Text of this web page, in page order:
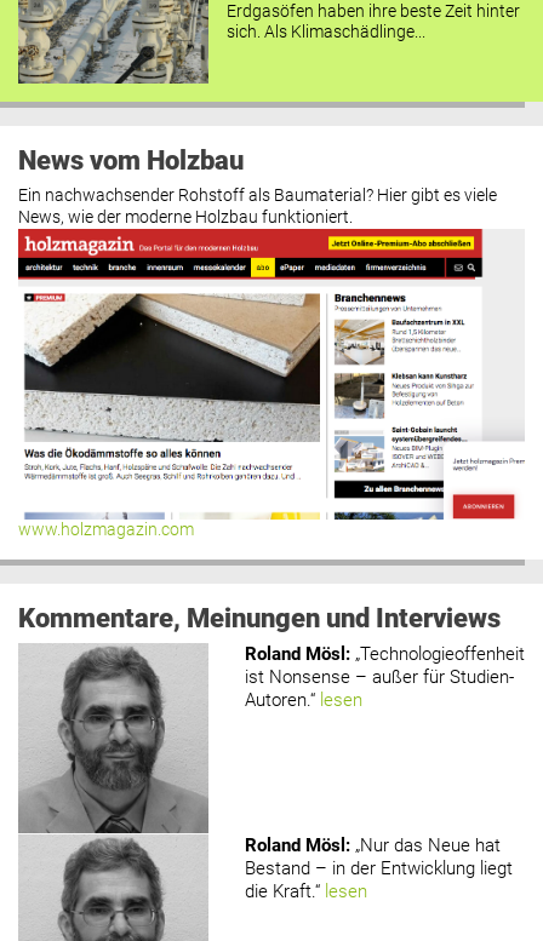
Erdgasöfen haben ihre beste Zeit hinter
sich. Als Klimaschädlinge...
News vom Holzbau
Ein nachwachsender Rohstoff als Baumaterial? Hier gibt es viele
News, wie der moderne Holzbau funktioniert.
www.holzmagazin.com
Kommentare, Meinungen und Interviews
Roland Mösl : „Technologieoffenheit
ist Nonsense – außer für Studien-
Autoren.“ lesen
Roland Mösl : „Nur das Neue hat
Bestand – in der Entwicklung liegt
die Kraft.“ lesen